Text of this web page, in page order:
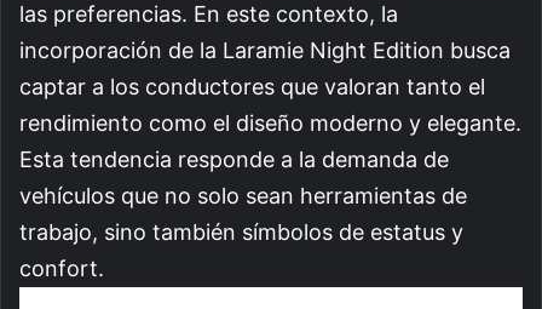
las preferencias. En este contexto, la
incorporación de la Laramie Night Edition busca
captar a los conductores que valoran tanto el
rendimiento como el diseño moderno y elegante.
Esta tendencia responde a la demanda de
vehículos que no solo sean herramientas de
trabajo, sino también símbolos de estatus y
confort.